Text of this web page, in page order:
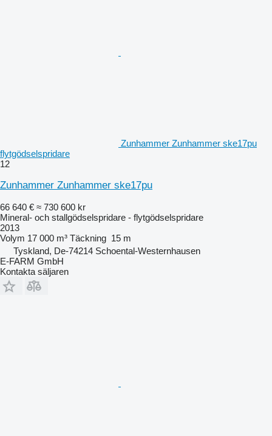
Zunhammer Zunhammer ske17pu
flytgödselspridare
12
Zunhammer Zunhammer ske17pu
66 640 € ≈ 730 600 kr
Mineral- och stallgödselspridare - flytgödselspridare
2013
Volym 17 000 m³ Täckning 15 m
Tyskland, De-74214 Schoental-Westernhausen
E-FARM GmbH
Kontakta säljaren